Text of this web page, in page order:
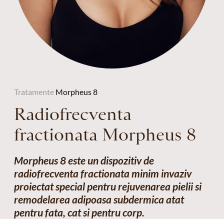
Tratamente Morpheus 8
Radiofrecventa
fractionata Morpheus 8
Morpheus 8 este un dispozitiv de
radiofrecventa fractionata minim invaziv
proiectat special pentru rejuvenarea pielii si
remodelarea adipoasa subdermica atat
pentru fata, cat si pentru corp.